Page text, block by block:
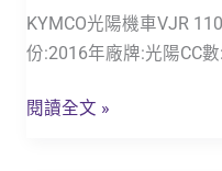
KYMCO光陽機車VJR
份:2016年廠牌:光陽CC
年
KYMCO
陽
閱讀全文 »